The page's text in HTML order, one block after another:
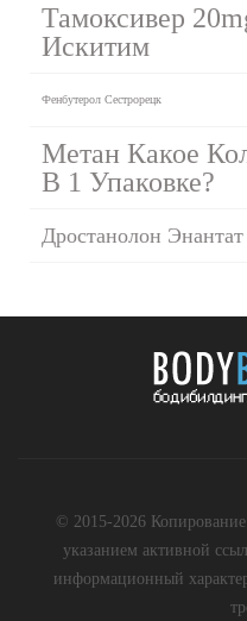
Тамоксивер
Искитим
Фенбутерол Сестрорецк
Метан Какое
В 1 Упаковке?
Дростанолон
© 2015-2026 Копирование
указанием активной
информационный